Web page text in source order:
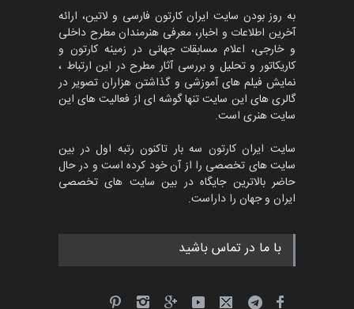
به روز بودن سایت ایران کارتون فارسی و لاتین، ارائه
آخرین اطلاعات و اخبار، معرفی هنرمندان مطرح داخلی
و خارجی، اعلام مسابقات جهانی در زمینه کارتون و
کاریکاتور و تحلیل و بررسی آثار مطرح در این ارتباط ،
نمایش فیلم های آموزشی و گذاشتن هزاران تصویر در
گالری های این سایت تنها گوشه ای از فعالیت های این
سایت هنری است.
سایت ایران کارتون سه بار تاکنون رتبه اول در بین
سایت های تخصصی را از آن خود کرده است و در حال
حاضر بالاترین جایگاه در بین سایت های تخصصی
ایران و جهان را داراست.
با ما در تماس باشید